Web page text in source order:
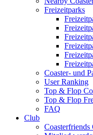
Freizeitparks
Coaster- und
User Ranking
Top & Flop
Top & Flop
FAQ
Club
Coasterfriends